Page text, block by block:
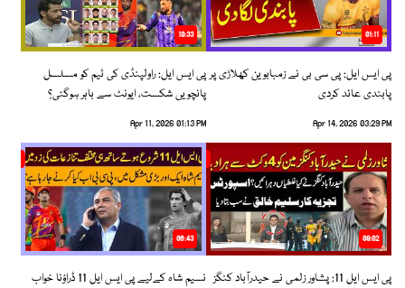
01:11
پی ایس ایل: پی سی بی نے زمبابوین کھلاڑی پر
پابندی عائد کردی
Apr 14, 2026 03:29 PM
10:33
پی ایس ایل: راولپنڈی کی ٹیم کو مسلسل
پانچویں شکست، ایونٹ سے باہر ہوگئی؟
Apr 11, 2026 01:13 PM
09:02
پی ایس ایل 11: پشاور زلمی نے حیدرآباد کنگز
06:43
نسیم شاہ کےلیے پی ایس ایل 11 ڈراؤنا خواب